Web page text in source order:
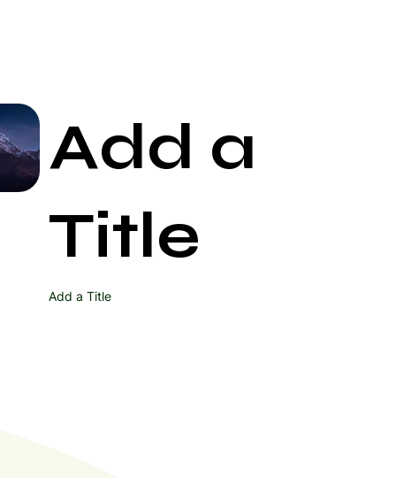
Add a
Title
Add a Title